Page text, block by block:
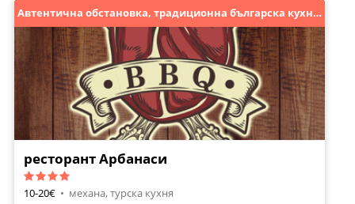
Автентична обстановка, традиционна българска кухня!
ресторант Арбанаси
10-20€ • механа, турска кухня